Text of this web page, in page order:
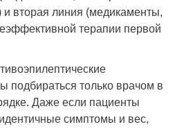
и вторая линия (медикаменты,
терапии первой
подбираться только врачом в
Даже если пациенты
симптомы и вес,